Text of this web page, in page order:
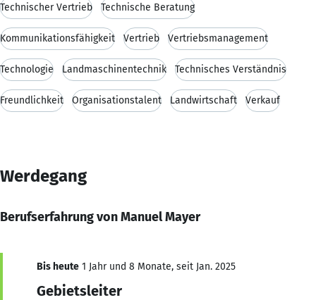
Technischer Vertrieb Technische Beratung
Kommunikationsfähigkeit Vertrieb Vertriebsmanagement
Technologie Landmaschinentechnik Technisches Verständnis
Freundlichkeit Organisationstalent Landwirtschaft Verkauf
Werdegang
Berufserfahrung von Manuel Mayer
Bis heute 1 Jahr und 8 Monate, seit Jan. 2025
Gebietsleiter